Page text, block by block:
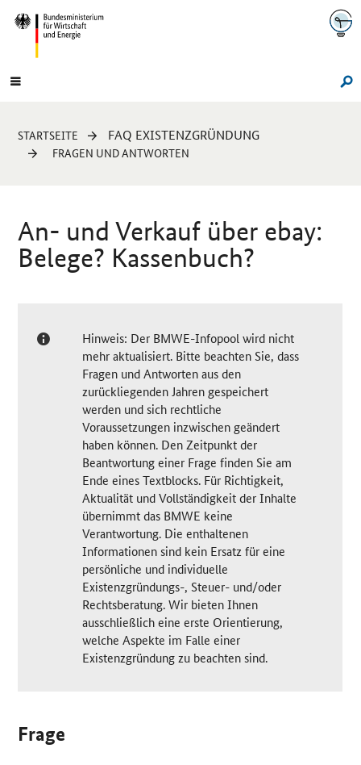
Navigation
Hauptmenü
Sie
sind
STARTSEITE FAQ EXISTENZGRÜNDUNG
FRAGEN UND ANTWORTEN
An- und Verkauf über ebay:
Belege? Kassenbuch?
Hinweis: Der BMWE-Infopool wird nicht
mehr aktualisiert. Bitte beachten Sie, dass
Fragen und Antworten aus den
zurückliegenden Jahren gespeichert
werden und sich rechtliche
Voraussetzungen inzwischen geändert
haben können. Den Zeitpunkt der
Beantwortung einer Frage finden Sie am
Ende eines Textblocks. Für Richtigkeit,
Aktualität und Vollständigkeit der Inhalte
übernimmt das BMWE keine
Verantwortung. Die enthaltenen
Informationen sind kein Ersatz für eine
persönliche und individuelle
Existenzgründungs-, Steuer- und/oder
Rechtsberatung. Wir bieten Ihnen
ausschließlich eine erste Orientierung,
welche Aspekte im Falle einer
Existenzgründung zu beachten sind.
Frage